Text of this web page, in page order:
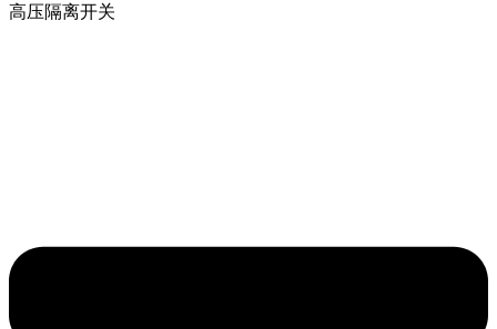
高压隔离开关